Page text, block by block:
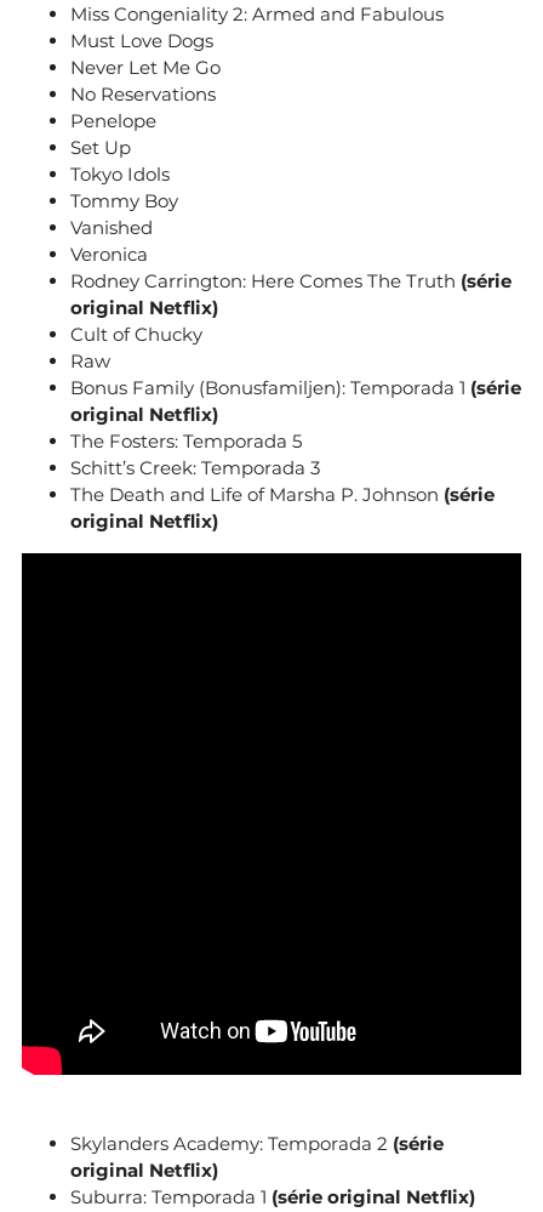
Miss Congeniality 2: Armed and Fabulous
Must Love Dogs
Never Let Me Go
No Reservations
Penelope
Set Up
Tokyo Idols
Tommy Boy
Vanished
Veronica
Rodney Carrington: Here Comes The Truth (série
original Netflix)
Cult of Chucky
Raw
Bonus Family (Bonusfamiljen): Temporada 1 (série
original Netflix)
The Fosters: Temporada 5
Schitt’s Creek: Temporada 3
The Death and Life of Marsha P. Johnson (série
original Netflix)
Skylanders Academy: Temporada 2 (série
original Netflix)
Suburra: Temporada 1 (série original Netflix)